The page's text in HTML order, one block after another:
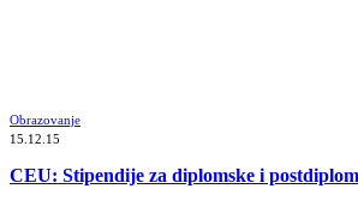
Obrazovanje
15.12.15
CEU: Stipendije za diplomske i